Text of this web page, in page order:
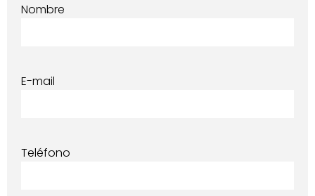
Nombre
E-mail
Teléfono